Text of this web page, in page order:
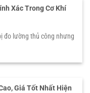
Xác Trong Cơ Khí
đo lường thủ công nhưng
Giá Tốt Nhất Hiện